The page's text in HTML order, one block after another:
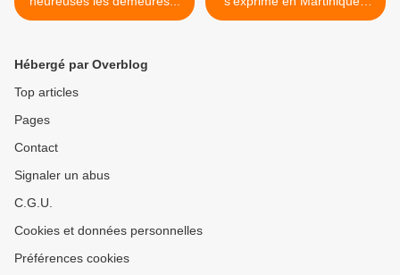
1ère partie... >
Hébergé par Overblog
Top articles
Pages
Contact
Signaler un abus
C.G.U.
Cookies et données personnelles
Préférences cookies